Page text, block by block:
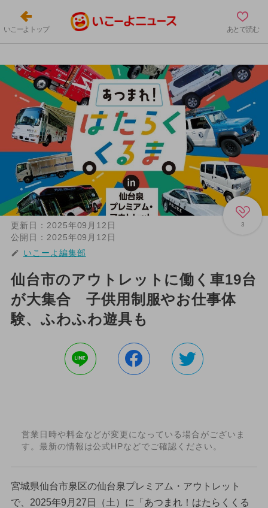
いこーよトップ あとで読む
3
更新日： 2025年09月12日
公開日： 2025年09月12日
いこーよ編集部
仙台市のアウトレットに働く車19台
が大集合 子供用制服やお仕事体
験、ふわふわ遊具も
営業日時や料金などが変更になっている場合がございま
す。最新の情報は公式HPなどでご確認ください。
宮城県仙台市泉区の仙台泉プレミアム・アウトレット
で、2025年9月27日（土）に「あつまれ！はたらくくる